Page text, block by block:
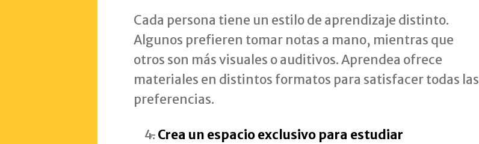
Cada persona tiene un estilo de aprendizaje distinto.
Algunos prefieren tomar notas a mano, mientras que
otros son más visuales o auditivos. Aprendea ofrece
materiales en distintos formatos para satisfacer todas las
preferencias.
Crea un espacio exclusivo para estudiar